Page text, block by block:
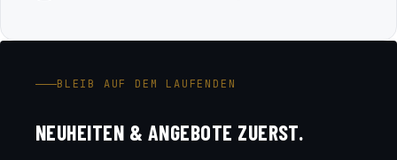
BLEIB AUF DEM LAUFENDEN
NEUHEITEN & ANGEBOTE ZUERST.